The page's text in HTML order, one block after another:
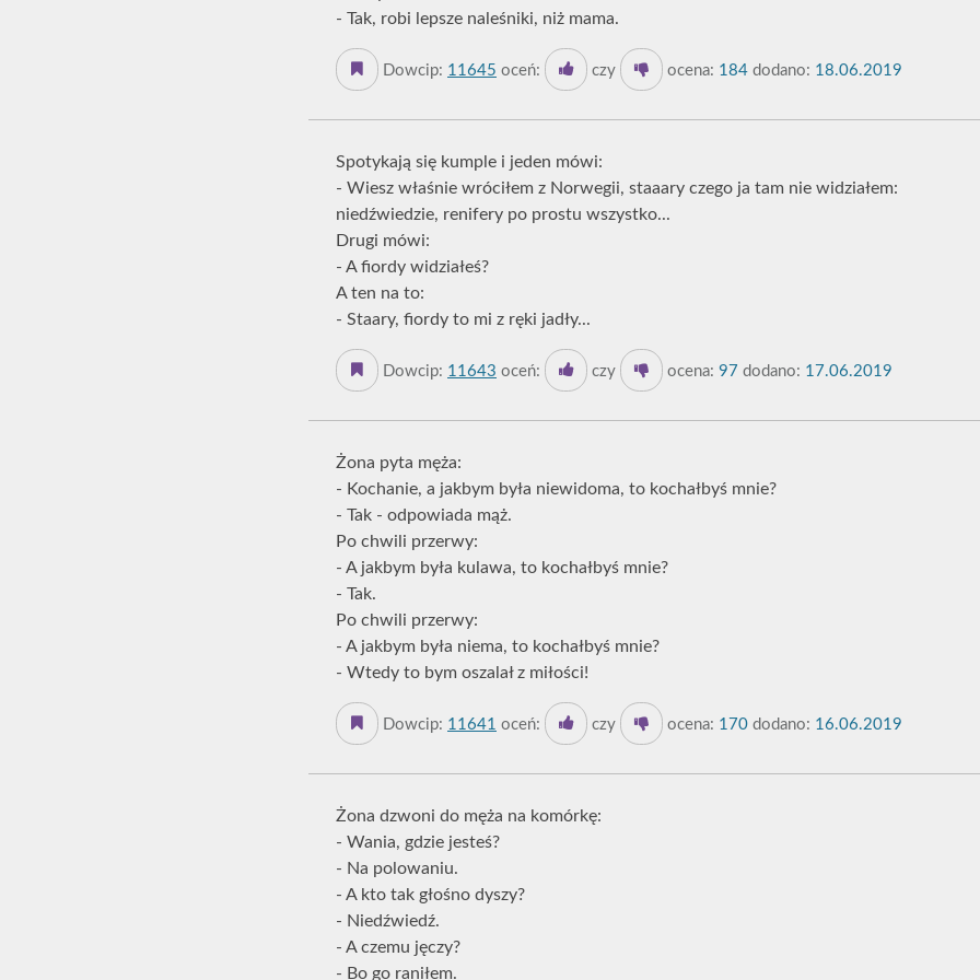
- Tak, robi lepsze naleśniki, niż mama.
Dowcip: 11645 oceń: czy ocena: 184 dodano: 18.06.2019
Spotykają się kumple i jeden mówi:
- Wiesz właśnie wróciłem z Norwegii, staaary czego ja tam nie widziałem:
niedźwiedzie, renifery po prostu wszystko...
Drugi mówi:
- A fiordy widziałeś?
A ten na to:
- Staary, fiordy to mi z ręki jadły...
Dowcip: 11643 oceń: czy ocena: 97 dodano: 17.06.2019
Żona pyta męża:
- Kochanie, a jakbym była niewidoma, to kochałbyś mnie?
- Tak - odpowiada mąż.
Po chwili przerwy:
- A jakbym była kulawa, to kochałbyś mnie?
- Tak.
Po chwili przerwy:
- A jakbym była niema, to kochałbyś mnie?
- Wtedy to bym oszalał z miłości!
Dowcip: 11641 oceń: czy ocena: 170 dodano: 16.06.2019
Żona dzwoni do męża na komórkę:
- Wania, gdzie jesteś?
- Na polowaniu.
- A kto tak głośno dyszy?
- Niedźwiedź.
- A czemu jęczy?
- Bo go raniłem.